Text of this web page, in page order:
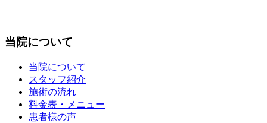
当院について
当院について
スタッフ紹介
施術の流れ
料金表・メニュー
患者様の声